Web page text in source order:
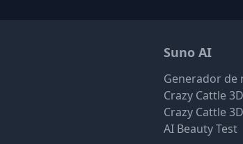
Suno AI
Generador de
Crazy Cattle 3D
Crazy Cattle 3D
AI Beauty Test